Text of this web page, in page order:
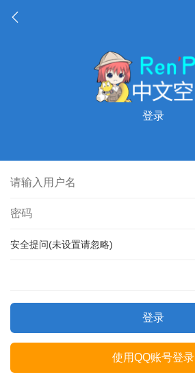
登录
安全提问(未设置请忽略)
登录
使用QQ账号登录